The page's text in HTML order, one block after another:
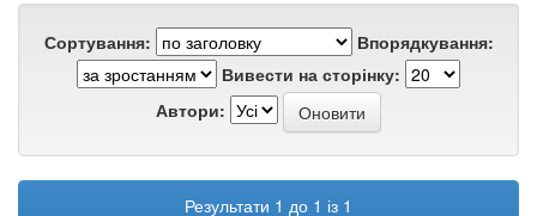
Сортування:
Впорядкування:
Вивести на сторінку:
Автори:
Результати 1 до 1 із 1